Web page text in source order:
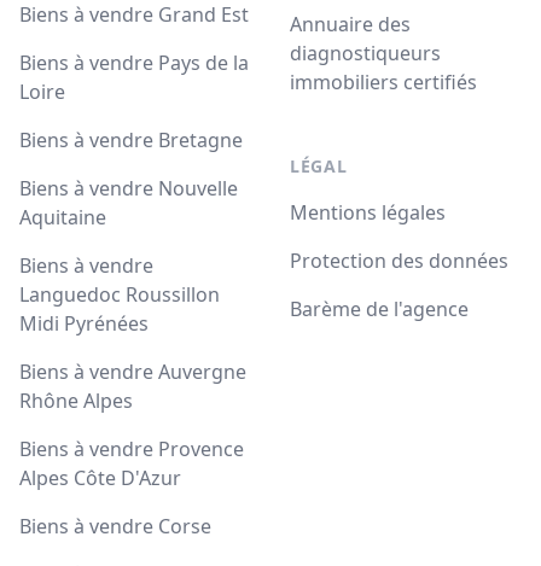
Biens à vendre Grand Est
Biens à vendre Pays de la
Loire
Biens à vendre Bretagne
Biens à vendre Nouvelle
Aquitaine
Biens à vendre
Languedoc Roussillon
Midi Pyrénées
Biens à vendre Auvergne
Rhône Alpes
Biens à vendre Provence
Alpes Côte D'Azur
Biens à vendre Corse
Annuaire des
diagnostiqueurs
immobiliers certifiés
LÉGAL
Mentions légales
Protection des données
Barème de l'agence